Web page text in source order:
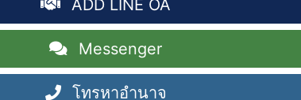
ADD LINE OA
Messenger
โทรหาอำนาจ